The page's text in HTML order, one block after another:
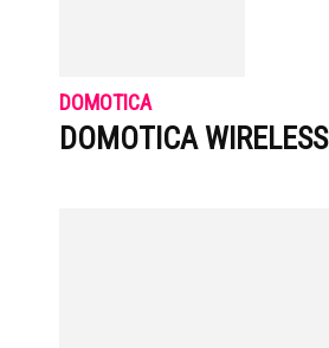
DOMOTICA
DOMOTICA WIRELESS